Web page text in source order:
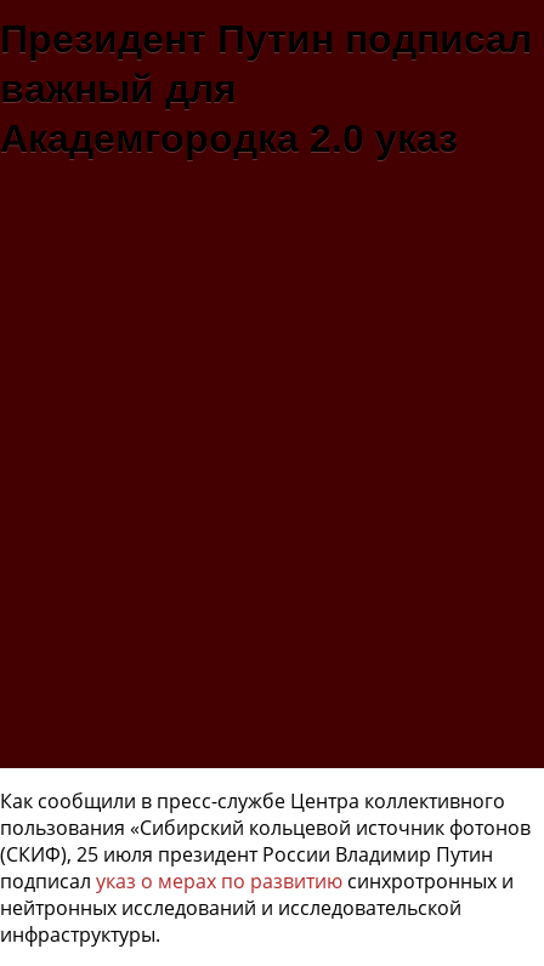
Президент Путин подписал
важный для
Академгородка 2.0 указ
Как сообщили в пресс-службе Центра коллективного
пользования «Сибирский кольцевой источник фотонов
(СКИФ), 25 июля президент России Владимир Путин
подписал указ о мерах по развитию синхротронных и
нейтронных исследований и исследовательской
инфраструктуры.